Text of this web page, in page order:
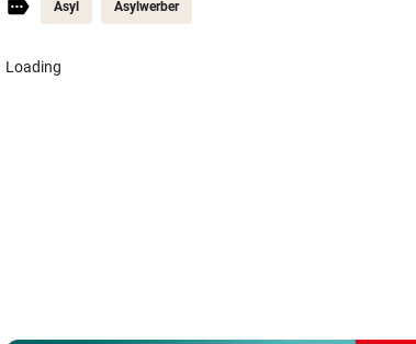
Asyl Asylwerber
Loading